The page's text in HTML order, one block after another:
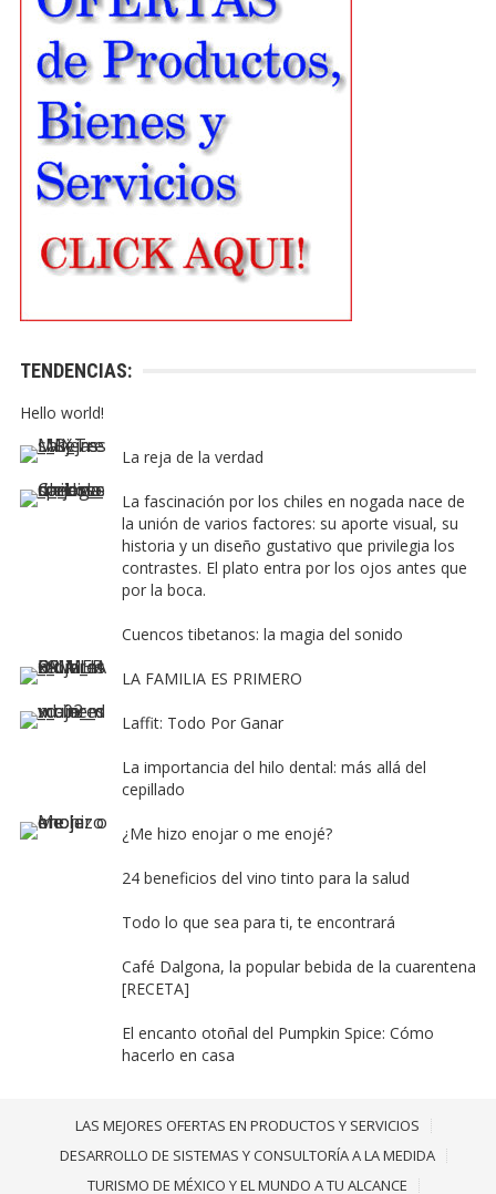
TENDENCIAS:
Hello world!
La reja de la verdad
La fascinación por los chiles en nogada nace de
la unión de varios factores: su aporte visual, su
historia y un diseño gustativo que privilegia los
contrastes. El plato entra por los ojos antes que
por la boca.
Cuencos tibetanos: la magia del sonido
LA FAMILIA ES PRIMERO
Laffit: Todo Por Ganar
La importancia del hilo dental: más allá del
cepillado
¿Me hizo enojar o me enojé?
24 beneficios del vino tinto para la salud
Todo lo que sea para ti, te encontrará
Café Dalgona, la popular bebida de la cuarentena
[RECETA]
El encanto otoñal del Pumpkin Spice: Cómo
hacerlo en casa
LAS MEJORES OFERTAS EN PRODUCTOS Y SERVICIOS
DESARROLLO DE SISTEMAS Y CONSULTORÍA A LA MEDIDA
TURISMO DE MÉXICO Y EL MUNDO A TU ALCANCE